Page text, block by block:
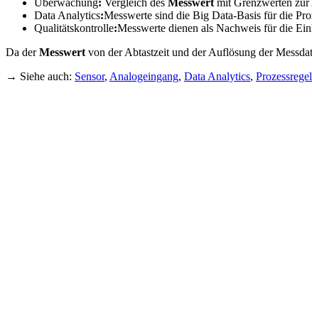
Data Analytics:Messwerte sind die Big Data-Basis für die
Qualitätskontrolle:Messwerte dienen als Nachweis für die
Da derMesswert von der Abtastzeit und der Auflösung der
→ Siehe auch: Sensor, Analogeingang, Data Analytics,